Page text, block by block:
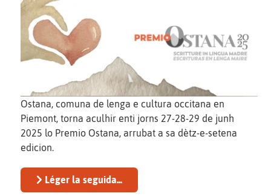
Ostana, comuna de lenga e cultura occitana en
Piemont, torna aculhir enti jorns 27-28-29 de junh
2025 lo Premio Ostana, arrubat a sa dètz-e-setena
edicion.
Léger la seguida...